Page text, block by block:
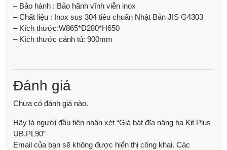
– Bảo hành : Bảo hãnh vĩnh viễn inox
– Chất liệu : Inox sus 304 tiêu chuẩn Nhật Bản JIS G4303
– Kích thước:W865*D280*H650
– Kích thước cánh tủ: 900mm
Đánh giá
Chưa có đánh giá nào.
Hãy là người đầu tiên nhận xét “Giá bát đĩa nâng hạ Kit Plus
UB.PL90”
Email của bạn sẽ không được hiển thị công khai. Các